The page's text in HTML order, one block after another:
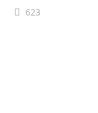
623